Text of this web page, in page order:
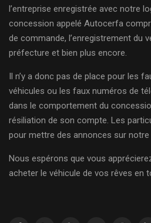
l’entreprise enregistrée avec notre
concession appelé Autocerfa
de commande, l’enregistrement du
préfecture et bien plus encore.
Il n’y a donc pas de place pour les
véhicules ou les faux numéros de
dans le comportement du
résiliation de son compte. Les
pour mettre des annonces sur notre
Nous espérons que vous
acheter le véhicule de vos rêves en